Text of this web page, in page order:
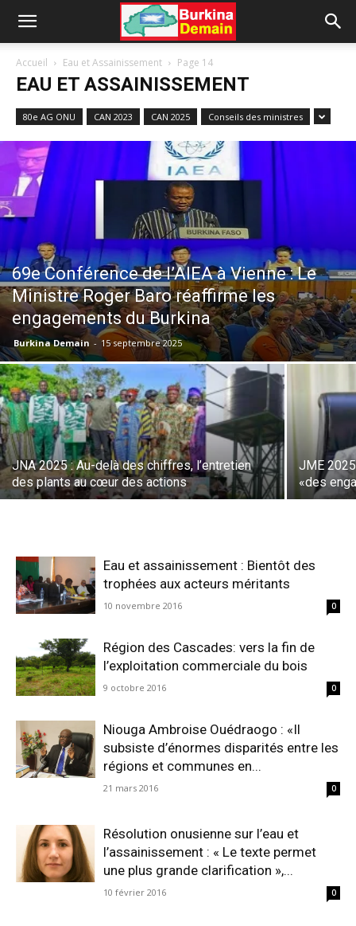
Accueil Eau et Assainissement Page 14
EAU ET ASSAINISSEMENT
80e AG ONU CAN 2023 CAN 2025 Conseils des ministres
69e Conférence de l’AIEA à Vienne : Le
Ministre Roger Baro réaffirme les
engagements du Burkina
Burkina Demain - 15 septembre 2025
JNA 2025 : Au-delà des chiffres, l’entretien
des plants au cœur des actions
JME
«des
Eau et assainissement : Bientôt des
trophées aux acteurs méritants
10 novembre 2016 0
Région des Cascades: vers la fin de
l’exploitation commerciale du bois
9 octobre 2016 0
Niouga Ambroise Ouédraogo : «Il
subsiste d’énormes disparités entre les
régions et communes en...
21 mars 2016 0
Résolution onusienne sur l’eau et
l’assainissement : « Le texte permet
une plus grande clarification »,...
10 février 2016 0